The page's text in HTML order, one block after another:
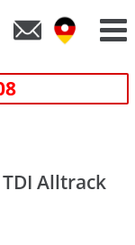
Alltrack